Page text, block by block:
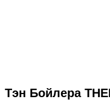
Тэн Бойлера